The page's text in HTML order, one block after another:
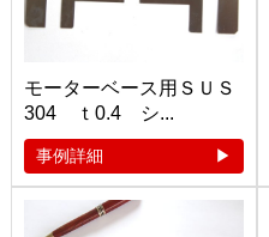
モーターベース用ＳＵＳ
304 ｔ0.4 シ...
事例詳細